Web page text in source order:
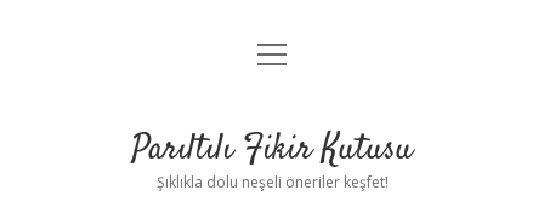
Anasayfa
Yasal Uyarı
menüyü
Parıltılı Fikir Kutusu
Şıklıkla dolu neşeli öneriler keşfet!